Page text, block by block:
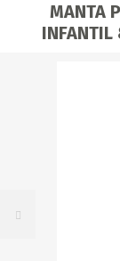
LISTA DE DESEOS
MANTA